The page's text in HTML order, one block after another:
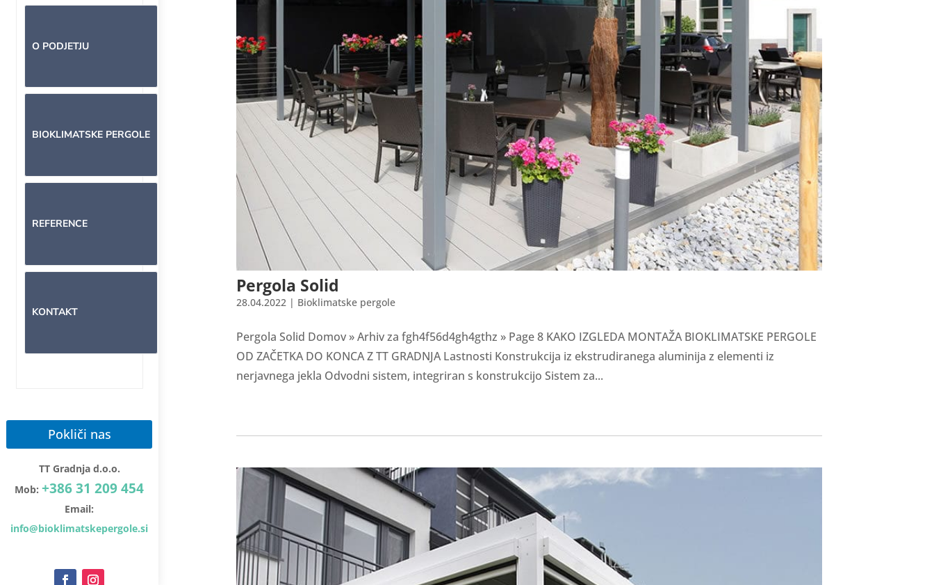
O PODJETJU
BIOKLIMATSKE PERGOLE
REFERENCE
KONTAKT
Pokliči nas
TT Gradnja d.o.o.
Mob: +386 31 209 454
Email:
info@bioklimatskepergole.si
Pergola Solid
28.04.2022 | Bioklimatske pergole
Pergola Solid Domov » Arhiv za fgh4f56d4gh4gthz » Page 8 KAKO IZGLEDA MONTAŽA BIOKLIMATSKE PERGOLE
OD ZAČETKA DO KONCA Z TT GRADNJA Lastnosti Konstrukcija iz ekstrudiranega aluminija z elementi iz
nerjavnega jekla Odvodni sistem, integriran s konstrukcijo Sistem za...